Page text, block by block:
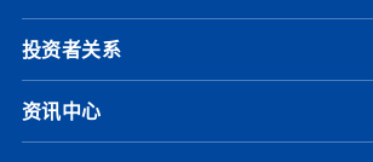
投资者关系
资讯中心